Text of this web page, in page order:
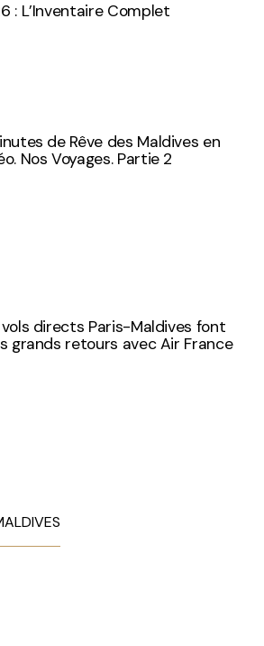
: L’Inventaire Complet
de Rêve des Maldives en
Nos Voyages. Partie 2
vols directs Paris-Maldives font
grands retours avec Air France